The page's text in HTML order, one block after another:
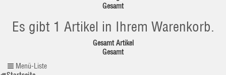
Gesamt
Es gibt 1 Artikel in Ihrem Warenkorb.
Gesamt Artikel
Gesamt
Menü-Liste